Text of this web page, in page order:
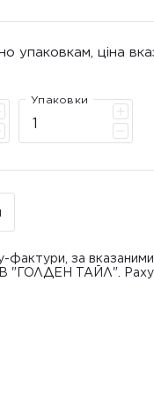
упаковкам, ціна
Упаковки
фактури, за
"ГОЛДЕН ТАЙЛ".